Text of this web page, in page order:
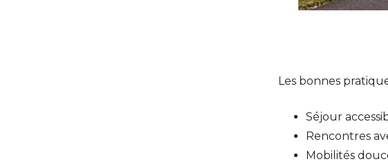
Les bonnes
Séjour
Rencontres
Mobilités